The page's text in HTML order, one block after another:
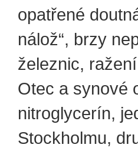
opatřené
nálož“, brzy
železnic,
Otec a synové
nitroglycerín,
Stockholmu,